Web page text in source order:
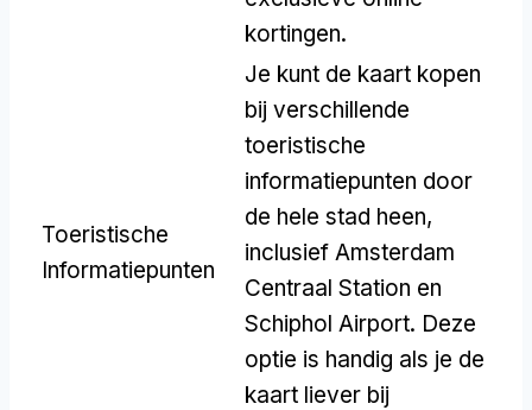
kortingen.
Toeristische
Informatiepunten
Je kunt de kaart kopen
bij verschillende
toeristische
informatiepunten door
de hele stad heen,
inclusief Amsterdam
Centraal Station en
Schiphol Airport. Deze
optie is handig als je de
kaart liever bij